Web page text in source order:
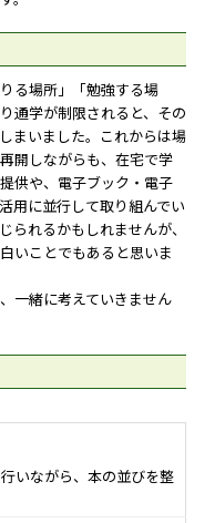
る場所」「勉強する場
通学が制限されると、その
まいました。これからは場
開しながらも、在宅で学
供や、電子ブック・電子
用に並行して取り組んでい
られるかもしれませんが、
いことでもあると思いま
一緒に考えていきません
いながら、本の並びを整